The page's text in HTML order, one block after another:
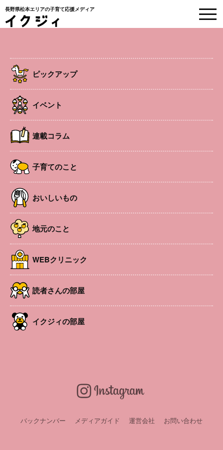
長野県松本エリアの子育て応援メディア
ピックアップ
イベント
連載コラム
子育てのこと
おいしいもの
地元のこと
WEBクリニック
読者さんの部屋
イクジィの部屋
バックナンバー メディアガイド 運営会社 お問い合わせ
ピックアップ
遺跡の中で、古代探検へ出発！ 平出遺
跡公園の遊び方。【親子で体験】
験をピックアップ。今回は塩尻市にある平出遺跡公園をご
縄文、古墳、平安。３つの時代の暮らしを体験！